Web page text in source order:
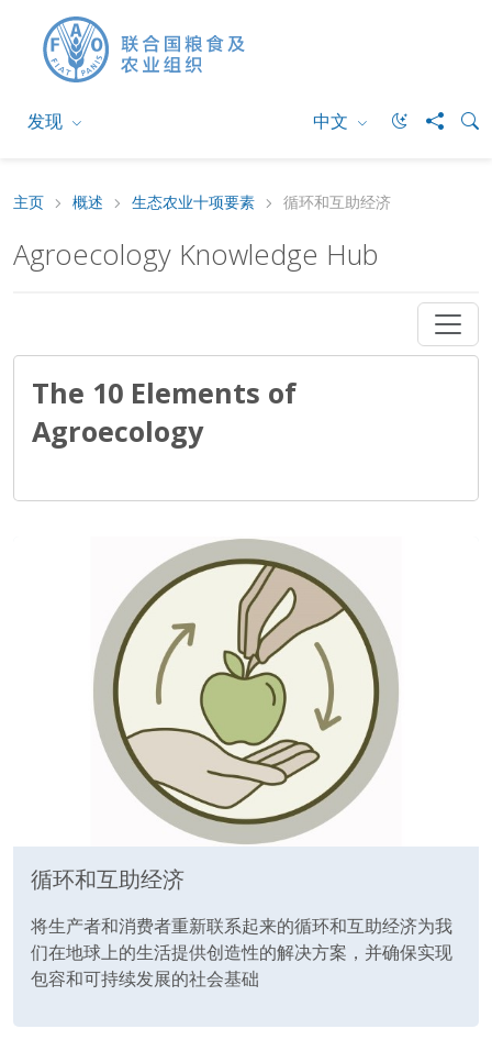
发现 中文
主页 概述 生态农业十项要素 循环和互助经济
Agroecology Knowledge Hub
The 10 Elements of
Agroecology
循环和互助经济
将生产者和消费者重新联系起来的循环和互助经济为我
们在地球上的生活提供创造性的解决方案，并确保实现
包容和可持续发展的社会基础